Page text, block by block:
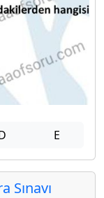
E
Sınavı